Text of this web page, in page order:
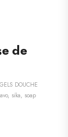
de
DOUCHE
, sika, soap